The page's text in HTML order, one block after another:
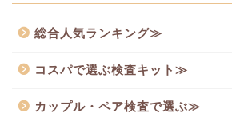
総合人気ランキング≫
コスパで選ぶ検査キット≫
カップル・ペア検査で選ぶ≫